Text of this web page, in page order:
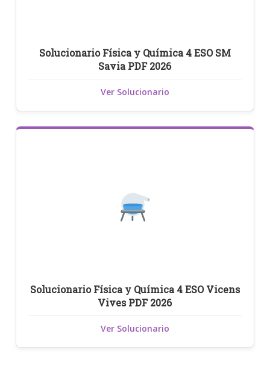
Solucionario Física y Química 4 ESO SM
Savia PDF 2026
Ver Solucionario
Solucionario Física y Química 4 ESO Vicens
Vives PDF 2026
Ver Solucionario